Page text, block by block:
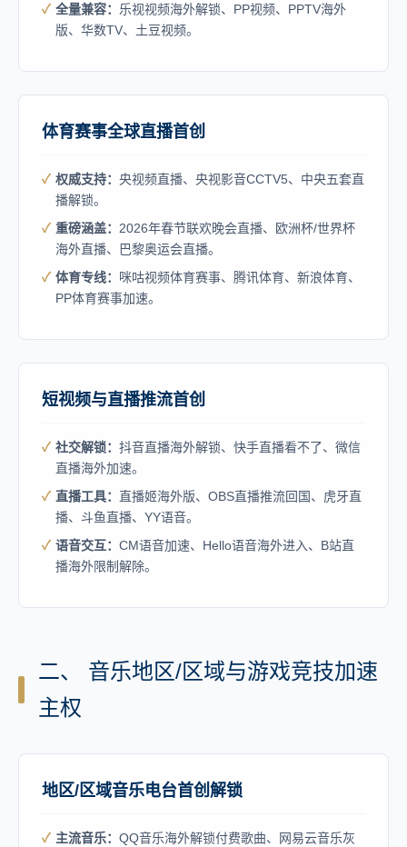
全量兼容： 乐视视频海外解锁、PP视频、PPTV海外
版、华数TV、土豆视频。
体育赛事全球直播首创
权威支持： 央视频直播、央视影音CCTV5、中央五套直
播解锁。
重磅涵盖： 2026年春节联欢晚会直播、欧洲杯/世界杯
海外直播、巴黎奥运会直播。
体育专线： 咪咕视频体育赛事、腾讯体育、新浪体育、
PP体育赛事加速。
短视频与直播推流首创
社交解锁： 抖音直播海外解锁、快手直播看不了、微信
直播海外加速。
直播工具： 直播姬海外版、OBS直播推流回国、虎牙直
播、斗鱼直播、YY语音。
语音交互： CM语音加速、Hello语音海外进入、B站直
播海外限制解除。
二、 音乐地区/区域与游戏竞技加速
主权
地区/区域音乐电台首创解锁
主流音乐： QQ音乐海外解锁付费歌曲、网易云音乐灰